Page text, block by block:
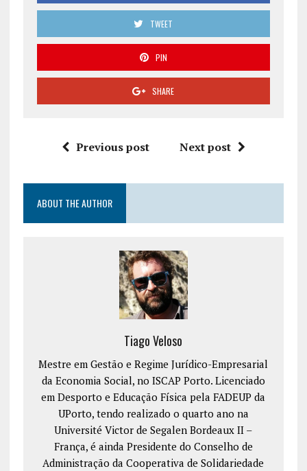
TWEET
PIN
SHARE
Previous post Next post
ABOUT THE AUTHOR
Tiago Veloso
Mestre em Gestão e Regime Jurídico-Empresarial
da Economia Social, no ISCAP Porto. Licenciado
em Desporto e Educação Física pela FADEUP da
UPorto, tendo realizado o quarto ano na
Université Victor de Segalen Bordeaux II –
França, é ainda Presidente do Conselho de
Administração da Cooperativa de Solidariedade